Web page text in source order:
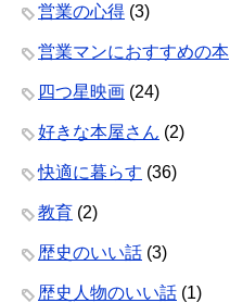
営業の心得 (3)
営業マンにおすすめの本
四つ星映画 (24)
好きな本屋さん (2)
快適に暮らす (36)
教育 (2)
歴史のいい話 (3)
歴史人物のいい話 (1)